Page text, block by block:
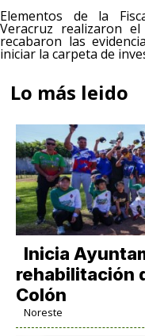
Elementos de la
Veracruz realizaron
recabaron las
iniciar la carpeta de
Lo más leido
Inicia
rehabilitación
Colón
Noreste